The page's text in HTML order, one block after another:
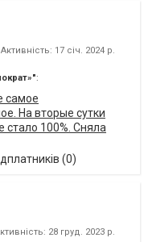
Активність: 17 січ. 2024 р.
:
самое
На вторые сутки
стало 100%. Сняла
(0)
28 груд. 2023 р.